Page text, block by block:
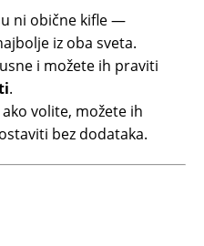
ni obične kifle —
iz oba sveta.
i možete ih praviti
.
volite, možete ih
bez dodataka.